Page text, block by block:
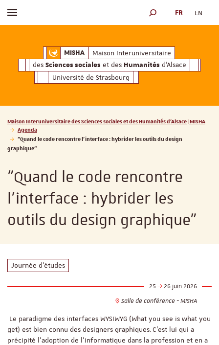
MISHAMaison Interuniversitaire des
Maison Interuniversitaire
des Sciences sociales et des Humanités d'Alsace
Université de Strasbourg
Afficher / masquer le menu MOTEUR DE
FR EN
Vous êtes ici :
Maison Interuniversitaire des Sciences sociales et des Humanités d'Alsace | MISHA
Agenda
"Quand le code rencontre l’interface : hybrider les outils du design
graphique"
"Quand le code rencontre
l’interface : hybrider les
outils du design graphique"
Journée d'études
25
26 juin 2026
Salle de conférence - MISHA
Le paradigme des interfaces WYSIWYG (What you see is what you
get) est bien connu des designers graphiques. C’est lui qui a
précipité l’adoption de l’informatique dans la profession et en a